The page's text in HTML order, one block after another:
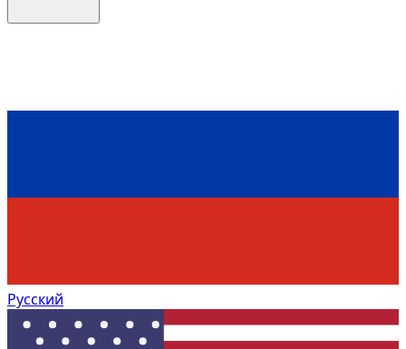
Русский